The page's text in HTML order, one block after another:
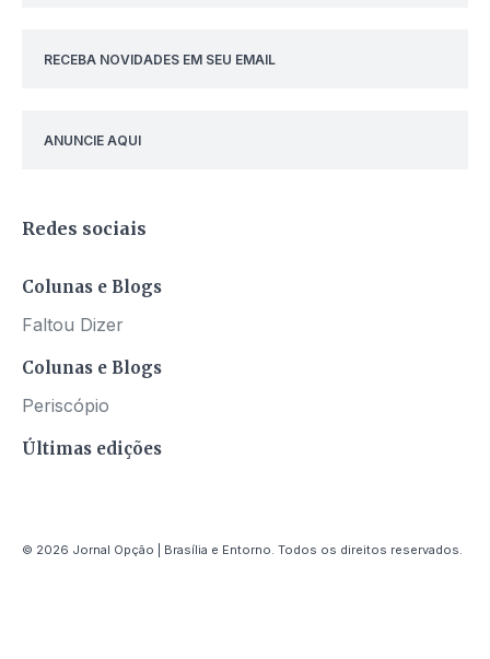
RECEBA NOVIDADES EM SEU EMAIL
ANUNCIE AQUI
Redes sociais
Colunas e Blogs
Faltou Dizer
Colunas e Blogs
Periscópio
Últimas edições
© 2026 Jornal Opção | Brasília e Entorno. Todos os direitos reservados.